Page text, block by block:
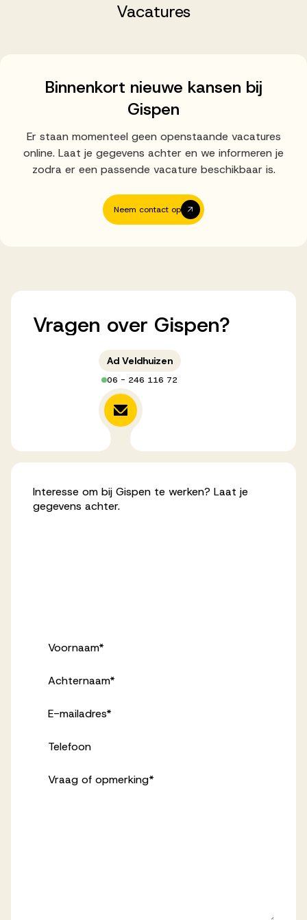
Successen
Vervulde vacatures
Over AV
Werken bij AV
Voor kandidaten
Inspiratie
Vacatures
Binnenkort nieuwe kansen bij
Gispen
Er staan momenteel geen openstaande vacatures
online. Laat je gegevens achter en we informeren je
zodra er een passende vacature beschikbaar is.
Neem contact op
Vragen over Gispen?
Ad Veldhuizen
06 - 246 116 72
Interesse om bij Gispen te werken? Laat je
gegevens achter.
Voornaam*
Achternaam*
E-mailadres*
Telefoon
Vraag of opmerking*